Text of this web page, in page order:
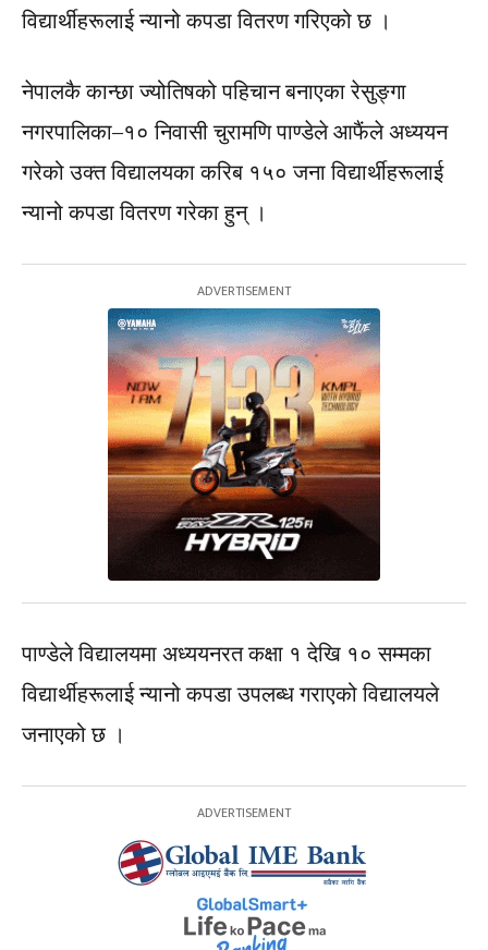
विद्यार्थीहरूलाई न्यानो कपडा वितरण गरिएको छ ।
नेपालकै कान्छा ज्योतिषको पहिचान बनाएका रेसुङ्गा
नगरपालिका–१० निवासी चुरामणि पाण्डेले आफैंले अध्ययन
गरेको उक्त विद्यालयका करिब १५० जना विद्यार्थीहरूलाई
न्यानो कपडा वितरण गरेका हुन् ।
पाण्डेले विद्यालयमा अध्ययनरत कक्षा १ देखि १० सम्मका
विद्यार्थीहरूलाई न्यानो कपडा उपलब्ध गराएको विद्यालयले
जनाएको छ ।